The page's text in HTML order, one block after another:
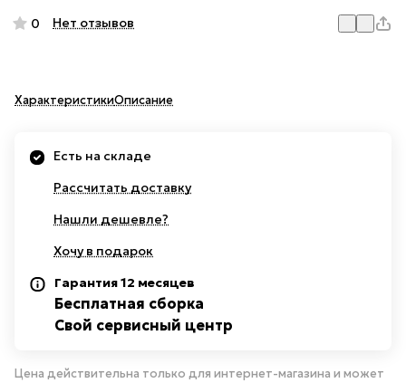
0 Нет отзывов
ХарактеристикиОписание
Есть на складе
Рассчитать доставку
Нашли дешевле?
Хочу в подарок
Гарантия 12 месяцев
Бесплатная сборка
Свой сервисный центр
Цена действительна только для интернет-магазина и может